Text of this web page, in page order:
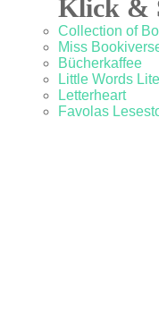
Klick &
Collection of
Miss
Bücherkaffee
Little Words
Letterheart
Favolas